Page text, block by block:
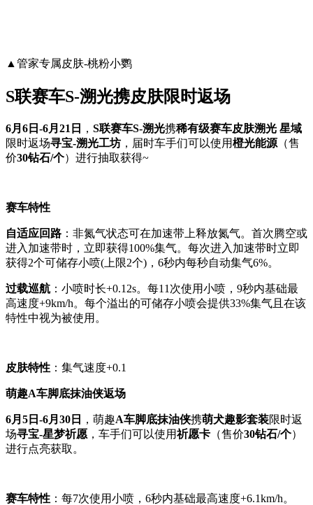
▲管家专属皮肤-桃粉小鹦
S联赛车S-溯光携皮肤限时返场
6月6日-6月21日 ， S联赛车S-溯光携稀有级赛车皮肤溯光 星域
限时返场寻宝-溯光工坊 ，届时车手们可以使用橙光能源 （售
价30钻石/个）进行抽取获得~
赛车特性
自适应回路 ：非氮气状态可在加速带上释放氮气。首次腾空或
进入加速带时，立即获得100%集气。每次进入加速带时立即
获得2个可储存小喷(上限2个)，6秒内每秒自动集气6%。
过载巡航 ：小喷时长+0.12s。每11次使用小喷，9秒内基础最
高速度+9km/h。每个溢出的可储存小喷会提供33%集气且在该
特性中视为被使用。
皮肤特性 ：集气速度+0.1
萌趣A车脚底抹油侠返场
6月5日-6月30日 ，萌趣A车脚底抹油侠携萌犬趣影套装限时返
场寻宝-星梦祈愿 ，车手们可以使用祈愿卡 （售价30钻石/个）
进行点亮获取。
赛车特性 ：每7次使用小喷，6秒内基础最高速度+6.1km/h。